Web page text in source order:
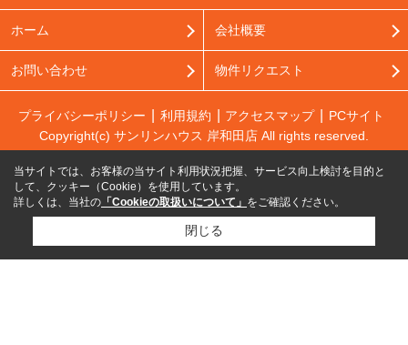
ホーム 会社概要
お問い合わせ 物件リクエスト
プライバシーポリシー 利用規約 アクセスマップ
PCサイト
Copyright(c) サンリンハウス 岸和田店 All rights reserved.
当サイトでは、お客様の当サイト利用状況把握、サービス向上検討を目的と
して、クッキー（Cookie）を使用しています。
詳しくは、当社の 「Cookieの取扱いについて」 をご確認ください。
閉じる